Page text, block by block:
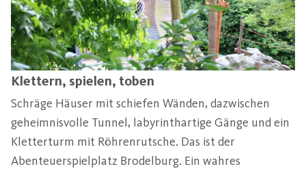
Klettern, spielen, toben
Schräge Häuser mit schiefen Wänden, dazwischen
geheimnisvolle Tunnel, labyrinthartige Gänge und ein
Kletterturm mit Röhrenrutsche. Das ist der
Abenteuerspielplatz Brodelburg. Ein wahres